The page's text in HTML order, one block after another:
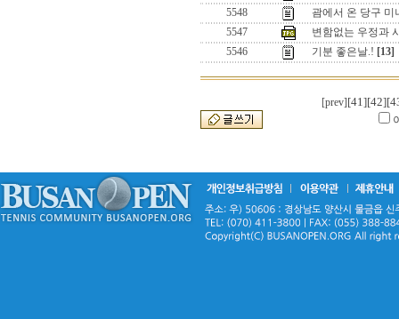
5548
괌에서 온 당구 미
5547
변함없는 우정과
5546
기분 좋은날.! [13]
[prev] [41][42]